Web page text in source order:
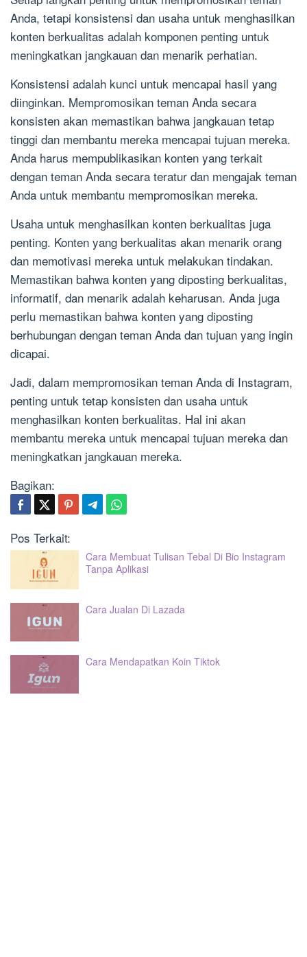
Anda, tetapi konsistensi dan usaha untuk menghasilkan
konten berkualitas adalah komponen penting untuk
meningkatkan jangkauan dan menarik perhatian.
Konsistensi adalah kunci untuk mencapai hasil yang
diinginkan. Mempromosikan teman Anda secara
konsisten akan memastikan bahwa jangkauan tetap
tinggi dan membantu mereka mencapai tujuan mereka.
Anda harus mempublikasikan konten yang terkait
dengan teman Anda secara teratur dan mengajak teman
Anda untuk membantu mempromosikan mereka.
Usaha untuk menghasilkan konten berkualitas juga
penting. Konten yang berkualitas akan menarik orang
dan memotivasi mereka untuk melakukan tindakan.
Memastikan bahwa konten yang diposting berkualitas,
informatif, dan menarik adalah keharusan. Anda juga
perlu memastikan bahwa konten yang diposting
berhubungan dengan teman Anda dan tujuan yang ingin
dicapai.
Jadi, dalam mempromosikan teman Anda di Instagram,
penting untuk tetap konsisten dan usaha untuk
menghasilkan konten berkualitas. Hal ini akan
membantu mereka untuk mencapai tujuan mereka dan
meningkatkan jangkauan mereka.
Bagikan:
Pos Terkait:
Cara Membuat Tulisan Tebal Di Bio Instagram
Tanpa Aplikasi
Cara Jualan Di Lazada
Cara Mendapatkan Koin Tiktok